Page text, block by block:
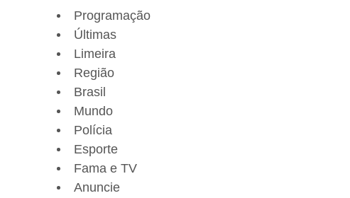
Programação
Últimas
Limeira
Região
Brasil
Mundo
Polícia
Esporte
Fama e TV
Anuncie